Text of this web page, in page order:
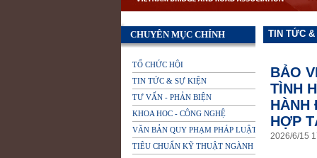
CHUYÊN MỤC CHÍNH
TỔ CHỨC HỘI
TIN TỨC & SỰ KIỆN
TƯ VẤN - PHẢN BIỆN
KHOA HOC - CÔNG NGHỆ
VĂN BẢN QUY PHẠM PHÁP LUẬT
TIÊU CHUẨN KỸ THUẬT NGÀNH
TIN TỨC
BẢO
TÌNH
HÀNH
HỢP
2026/6/15